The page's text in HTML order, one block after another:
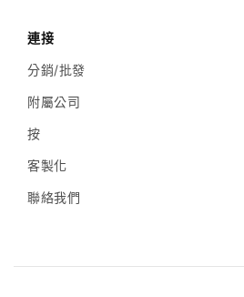
連接
分銷/批發
附屬公司
按
客製化
聯絡我們